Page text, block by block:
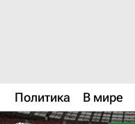
Политика В мире